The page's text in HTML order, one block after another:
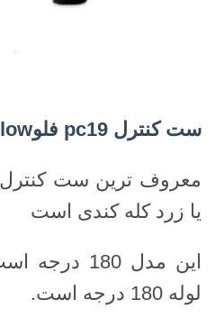
ست کنترل فلو
یا زرد کله کندی است
این مدل
لوله 180 درجه است.